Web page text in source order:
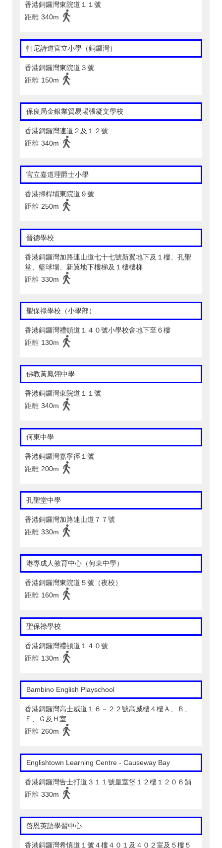
香港銅鑼灣東院道１１號
距離 340m
軒尼詩道官立小學（銅鑼灣）
香港銅鑼灣東院道３號
距離 150m
保良局金銀業貿易場張凝文學校
香港銅鑼灣連道２及１２號
距離 340m
官立嘉道理爵士小學
香港掃桿埔東院道９號
距離 250m
晉德學校
香港銅鑼灣加路連山道七十七號新翼地下及１樓、孔聖
堂、籃球場、新翼地下樓梯及１樓樓梯
距離 330m
聖保祿學校（小學部）
香港銅鑼灣禮頓道１４０號小學校舍地下至６樓
距離 130m
佛教黃鳳翎中學
香港銅鑼灣東院道１１號
距離 340m
何東中學
香港銅鑼灣嘉寧徑１號
距離 200m
孔聖堂中學
香港銅鑼灣加路連山道７７號
距離 330m
港專成人教育中心（何東中學）
香港銅鑼灣東院道５號（夜校）
距離 160m
聖保祿學校
香港銅鑼灣禮頓道１４０號
距離 130m
Bambino English Playschool
香港銅鑼灣高士威道１６－２２號高威樓４樓Ａ、Ｂ、
Ｆ、Ｇ及Ｈ室
距離 260m
Englishtown Learning Centre‎ - Causeway Bay
香港銅鑼灣告士打道３１１號皇室堡１２樓１２０６舖
距離 330m
啓恩英語學習中心
香港銅鑼灣希慎道１號４樓４０１及４０２室及５樓５